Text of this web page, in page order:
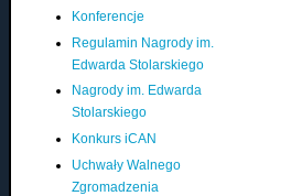
Konferencje
Regulamin Nagrody im.
Edwarda Stolarskiego
Nagrody im. Edwarda
Stolarskiego
Konkurs iCAN
Uchwały Walnego
Zgromadzenia